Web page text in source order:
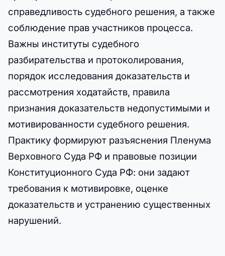
справедливость судебного решения, а также
соблюдение прав участников процесса.
Важны институты судебного
разбирательства и протоколирования,
порядок исследования доказательств и
рассмотрения ходатайств, правила
признания доказательств недопустимыми и
мотивированности судебного решения.
Практику формируют разъяснения Пленума
Верховного Суда РФ и правовые позиции
Конституционного Суда РФ: они задают
требования к мотивировке, оценке
доказательств и устранению существенных
нарушений.